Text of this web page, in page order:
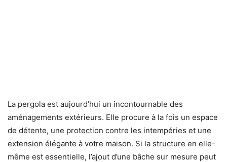
La pergola est aujourd’hui un incontournable des
aménagements extérieurs. Elle procure à la fois un espace
de détente, une protection contre les intempéries et une
extension élégante à votre maison. Si la structure en elle-
même est essentielle, l’ajout d’une bâche sur mesure peut